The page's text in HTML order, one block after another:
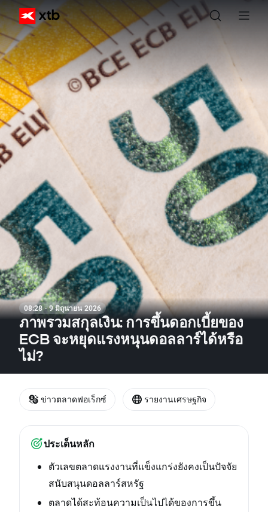
08:28 · 9 มิถุนายน 2026
ภาพรวมสกุลเงิน: การขึ้นดอกเบี้ยของ
ECB จะหยุดแรงหนุนดอลลาร์ได้หรือ
ไม่?
ประเด็นหลัก
ตัวเลขตลาดแรงงานที่แข็งแกร่งยังคงเป็นปัจจัย
สนับสนุนดอลลาร์สหรัฐ
ตลาดได้สะท้อนความเป็นไปได้ของการขึ้น
ข่าวตลาดฟอเร็กซ์ รายงานเศรษฐกิจ